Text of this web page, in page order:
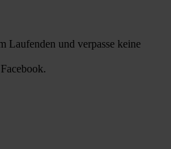
Laufenden und verpasse keine